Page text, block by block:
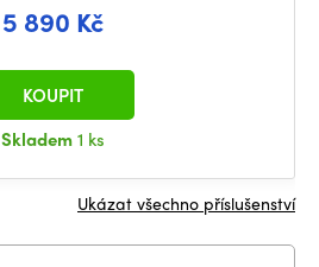
5 890 Kč
Skladem1 ks
KOUPIT
Ukázat všechno příslušenství